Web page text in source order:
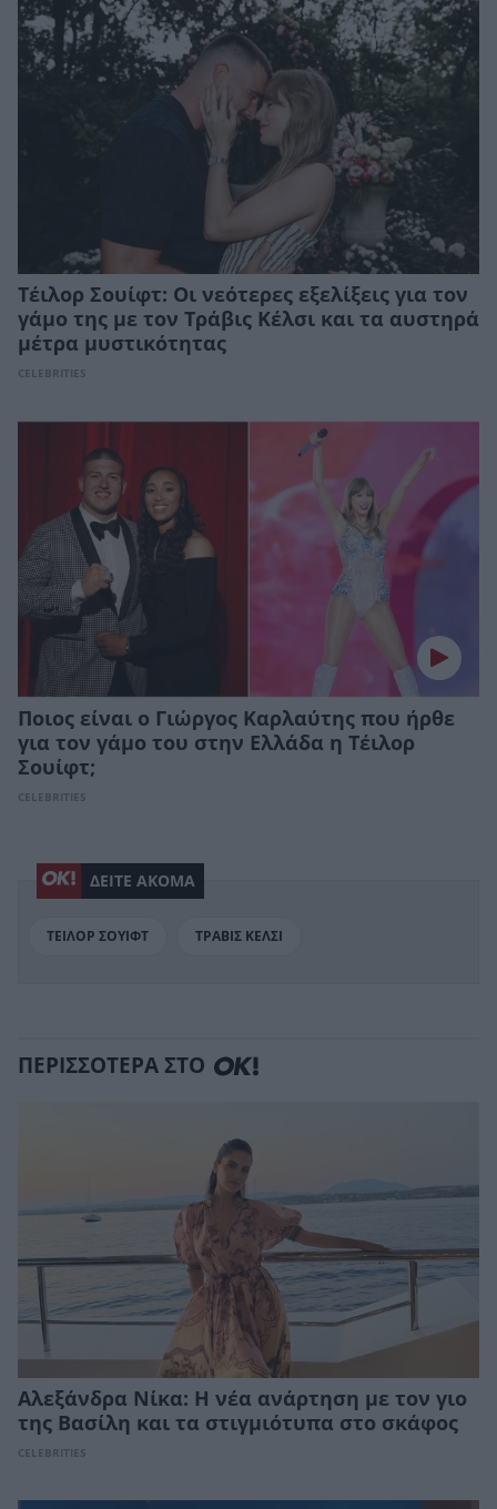
Τέιλορ Σουίφτ: Οι νεότερες εξελίξεις για τον
γάμο της με τον Τράβις Κέλσι και τα αυστηρά
μέτρα μυστικότητας
CELEBRITIES
Ποιος είναι ο Γιώργος Καρλαύτης που ήρθε
για τον γάμο του στην Ελλάδα η Τέιλορ
Σουίφτ;
CELEBRITIES
ΔΕΙΤΕ ΑΚΟΜΑ
ΤΕΙΛΟΡ ΣΟΥΙΦΤ ΤΡΑΒΙΣ ΚΕΛΣΙ
ΠΕΡΙΣΣΟΤΕΡΑ ΣΤΟ
Αλεξάνδρα Νίκα: Η νέα ανάρτηση με τον γιο
της Βασίλη και τα στιγμιότυπα στο σκάφος
CELEBRITIES